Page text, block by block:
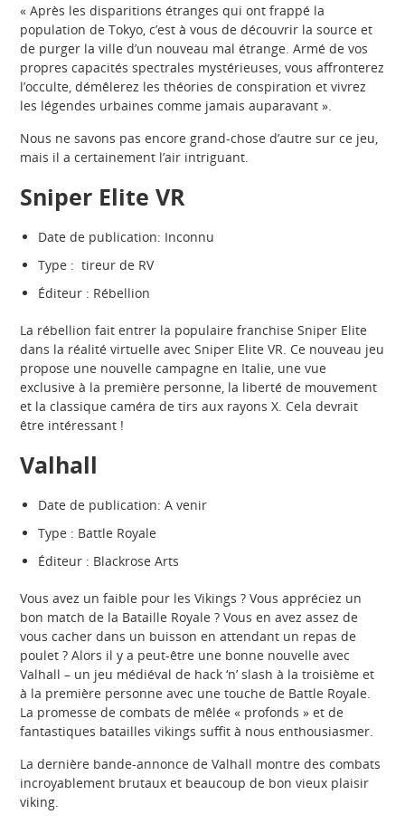
« Après les disparitions étranges qui ont frappé la
population de Tokyo, c’est à vous de découvrir la source et
de purger la ville d’un nouveau mal étrange. Armé de vos
propres capacités spectrales mystérieuses, vous affronterez
l’occulte, démêlerez les théories de conspiration et vivrez
les légendes urbaines comme jamais auparavant ».
Nous ne savons pas encore grand-chose d’autre sur ce jeu,
mais il a certainement l’air intriguant.
Sniper Elite VR
Date de publication: Inconnu
Type : tireur de RV
Éditeur : Rébellion
La rébellion fait entrer la populaire franchise Sniper Elite
dans la réalité virtuelle avec Sniper Elite VR. Ce nouveau jeu
propose une nouvelle campagne en Italie, une vue
exclusive à la première personne, la liberté de mouvement
et la classique caméra de tirs aux rayons X. Cela devrait
être intéressant !
Valhall
Date de publication: A venir
Type : Battle Royale
Éditeur : Blackrose Arts
Vous avez un faible pour les Vikings ? Vous appréciez un
bon match de la Bataille Royale ? Vous en avez assez de
vous cacher dans un buisson en attendant un repas de
poulet ? Alors il y a peut-être une bonne nouvelle avec
Valhall – un jeu médiéval de hack ‘n’ slash à la troisième et
à la première personne avec une touche de Battle Royale.
La promesse de combats de mêlée « profonds » et de
fantastiques batailles vikings suffit à nous enthousiasmer.
La dernière bande-annonce de Valhall montre des combats
incroyablement brutaux et beaucoup de bon vieux plaisir
viking.